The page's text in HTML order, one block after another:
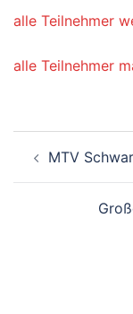
alle Teilnehmer
alle Teilnehmer
MTV